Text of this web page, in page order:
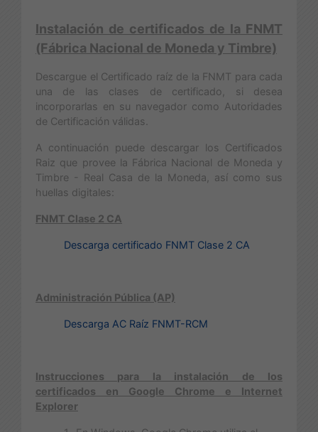
Instalación de certificados de la FNMT
(Fábrica Nacional de Moneda y Timbre)
Descargue el Certificado raíz de la FNMT para cada
una de las clases de certificado, si desea
incorporarlas en su navegador como Autoridades
de Certificación válidas.
A continuación puede descargar los Certificados
Raiz que provee la Fábrica Nacional de Moneda y
Timbre - Real Casa de la Moneda, así como sus
huellas digitales:
FNMT Clase 2 CA
Descarga certificado FNMT Clase 2 CA
Administración Pública (AP)
Descarga AC Raíz FNMT-RCM
Instrucciones para la instalación de los
certificados en Google Chrome e Internet
Explorer